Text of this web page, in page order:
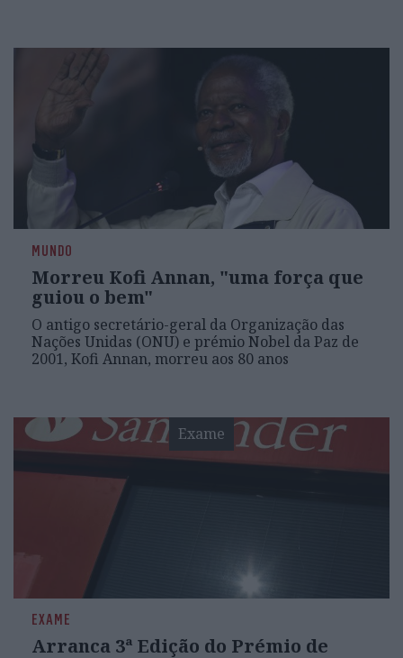
MUNDO
Morreu Kofi Annan, "uma força que
guiou o bem"
O antigo secretário-geral da Organização das
Nações Unidas (ONU) e prémio Nobel da Paz de
2001, Kofi Annan, morreu aos 80 anos
Exame
EXAME
Arranca 3ª Edição do Prémio de